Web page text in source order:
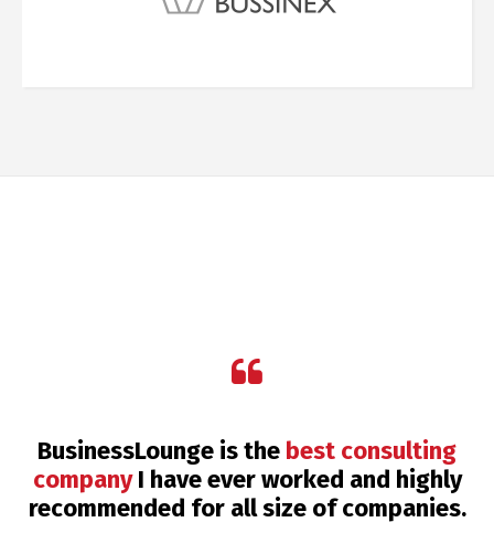
BusinessLounge is the best consulting
companyI have ever worked and highly
recommended for all size of companies.